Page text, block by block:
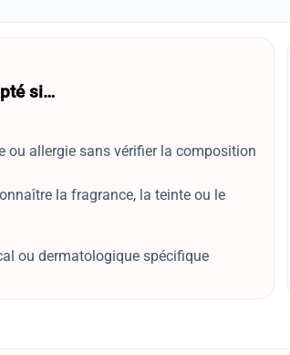
si…
ou allergie sans vérifier la composition
la fragrance, la teinte ou le
ou dermatologique spécifique